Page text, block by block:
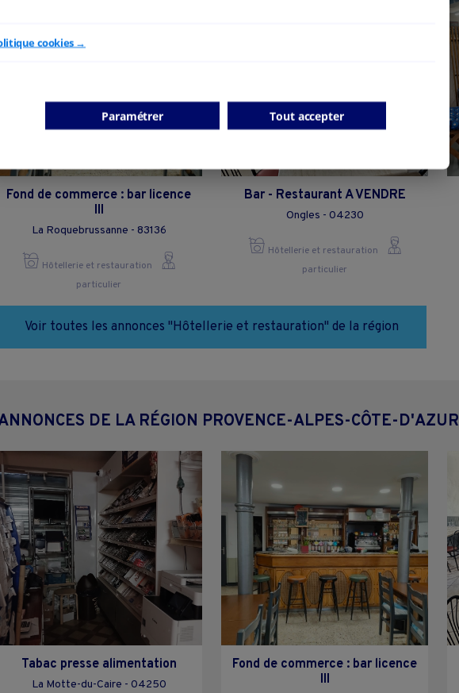
Fond de commerce : bar licence
III
La Roquebrussanne - 83136
Hôtellerie et restauration
particulier
Bar - Restaurant A VENDRE
Ongles - 04230
Hôtellerie et restauration
particulier
Voir toutes les annonces "Hôtellerie et restauration" de la région
DE LA RÉGION PROVENCE-ALPES-CÔTE-D'AZUR
Tabac presse alimentation
La Motte-du-Caire - 04250
Fond de commerce : bar licence
III
cookies →
Paramétrer Tout accepter